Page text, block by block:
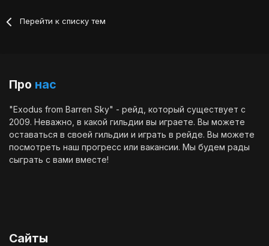
Перейти к списку тем
Про нас
"Exodus from Barren Sky" - рейд, который существует с
2009. Неважно, в какой гильдии вы играете. Вы можете
оставаться в своей гильдии и играть в рейде. Вы можете
посмотреть наш прогресс или вакансии. Мы будем рады
сыграть с вами вместе!
Сайты